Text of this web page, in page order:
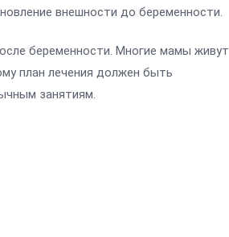
внешности до беременности.
беременности. Многие мамы живут
план лечения должен быть
занятиям.